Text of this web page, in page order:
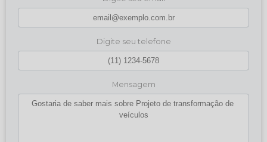
Digite seu telefone
Mensagem